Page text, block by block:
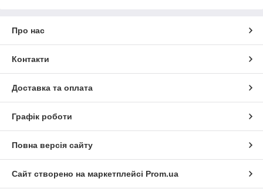
Про нас
Контакти
Доставка та оплата
Графік роботи
Повна версія сайту
Сайт створено на маркетплейсі Prom.ua